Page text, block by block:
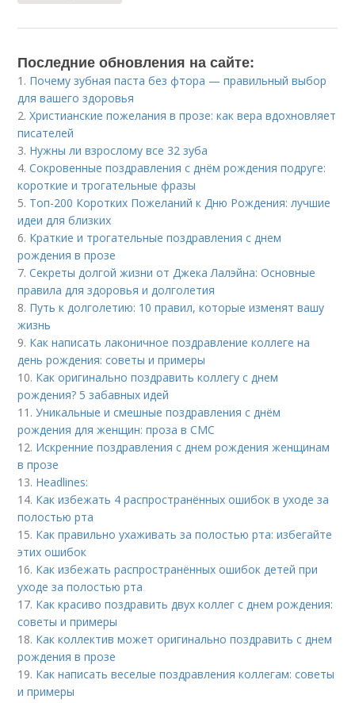
Последние обновления на сайте:
1. Почему зубная паста без фтора — правильный выбор
для вашего здоровья
2.Христианские пожелания в прозе: как вера вдохновляет
писателей
3. Нужны ли взрослому все 32 зуба
4.Сокровенные поздравления с днём рождения подруге:
короткие и трогательные фразы
5. Топ-200 Коротких Пожеланий к Дню Рождения: лучшие
идеи для близких
6. Краткие и трогательные поздравления с днем
рождения в прозе
7.Секреты долгой жизни от Джека Лалэйна: Основные
правила для здоровья и долголетия
8. Путь к долголетию: 10 правил, которые изменят вашу
жизнь
9. Как написать лаконичное поздравление коллеге на
день рождения: советы и примеры
10. Как оригинально поздравить коллегу с днем
рождения? 5 забавных идей
11.Уникальные и смешные поздравления с днём
рождения для женщин: проза в СМС
12. Искренние поздравления с днем рождения женщинам
в прозе
13. Headlines:
14. Как избежать 4 распространённых ошибок в уходе за
полостью рта
15. Как правильно ухаживать за полостью рта: избегайте
этих ошибок
16. Как избежать распространённых ошибок детей при
уходе за полостью рта
17. Как красиво поздравить двух коллег с днем рождения:
советы и примеры
18. Как коллектив может оригинально поздравить с днем
рождения в прозе
19. Как написать веселые поздравления коллегам: советы
и примеры